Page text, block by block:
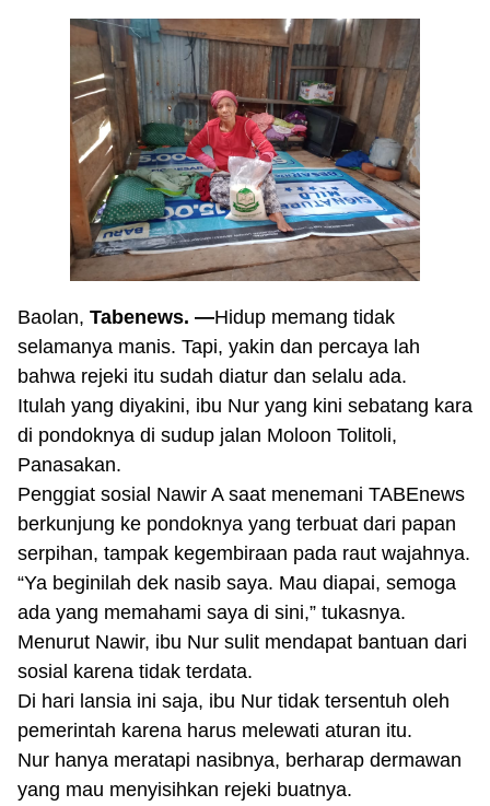
Baolan, Tabenews. —Hidup memang tidak
selamanya manis. Tapi, yakin dan percaya lah
bahwa rejeki itu sudah diatur dan selalu ada.
Itulah yang diyakini, ibu Nur yang kini sebatang kara
di pondoknya di sudup jalan Moloon Tolitoli,
Panasakan.
Penggiat sosial Nawir A saat menemani TABEnews
berkunjung ke pondoknya yang terbuat dari papan
serpihan, tampak kegembiraan pada raut wajahnya.
“Ya beginilah dek nasib saya. Mau diapai, semoga
ada yang memahami saya di sini,” tukasnya.
Menurut Nawir, ibu Nur sulit mendapat bantuan dari
sosial karena tidak terdata.
Di hari lansia ini saja, ibu Nur tidak tersentuh oleh
pemerintah karena harus melewati aturan itu.
Nur hanya meratapi nasibnya, berharap dermawan
yang mau menyisihkan rejeki buatnya.